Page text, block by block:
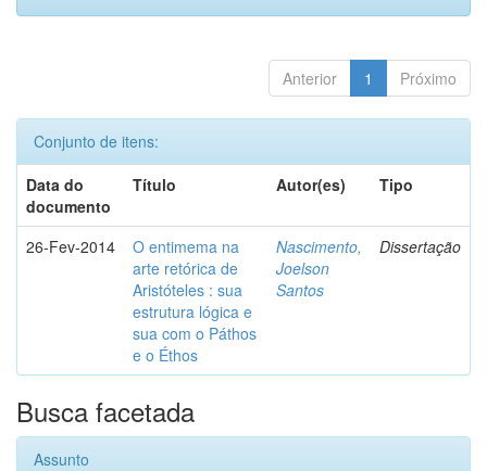
Anterior 1 Próximo
Conjunto de itens:
Data do
documento
Título Autor(es) Tipo
26-Fev-2014
O entimema na
arte retórica de
Aristóteles : sua
estrutura lógica e
sua com o Páthos
e o Éthos
Nascimento,
Joelson
Santos
Dissertação
Busca facetada
Assunto